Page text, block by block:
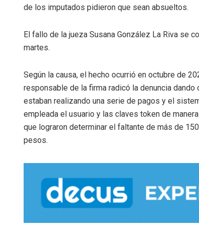
de los imputados pidieron que sean absueltos.
El fallo de la jueza Susana González La Riva se
martes.
Según la causa, el hecho ocurrió en octubre de
responsable de la firma radicó la denuncia dando
estaban realizando una serie de pagos y el
empleada el usuario y las claves token de
que lograron determinar el faltante de más de
pesos.